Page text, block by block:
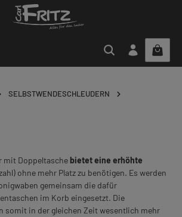
SELBSTWENDESCHLEUDERN
mit Doppeltaschebietet eine erhöhte
ohne mehr Platz zu benötigen. Es werden
gemeinsam die dafür
im Korb eingesetzt. Die
somit in der gleichen Zeit wesentlich mehr